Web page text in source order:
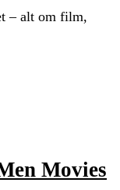
– alt om film,
Movies